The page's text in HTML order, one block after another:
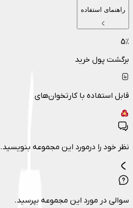
راهنمای استفاده
5٪
برگشت پول خرید
قابل استفاده با کارتخوان‌های
نظر خود را درمورد این مجموعه بنویسید.
سوالی در مورد این مجموعه بپرسید.